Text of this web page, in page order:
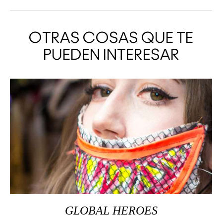
OTRAS COSAS QUE TE
PUEDEN INTERESAR
GLOBAL HEROES